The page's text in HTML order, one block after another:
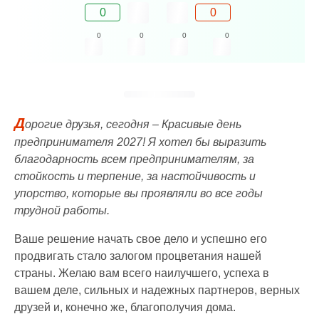
0 0
0 0 0 0
Дорогие друзья, сегодня – Красивые день
предпринимателя 2027! Я хотел бы выразить
благодарность всем предпринимателям, за
стойкость и терпение, за настойчивость и
упорство, которые вы проявляли во все годы
трудной работы.
Ваше решение начать свое дело и успешно его
продвигать стало залогом процветания нашей
страны. Желаю вам всего наилучшего, успеха в
вашем деле, сильных и надежных партнеров, верных
друзей и, конечно же, благополучия дома.